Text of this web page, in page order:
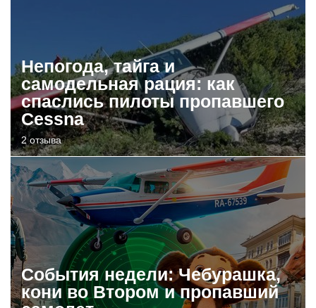
Непогода, тайга и
самодельная рация: как
спаслись пилоты пропавшего
Cessna
2 отзыва
События недели: Чебурашка,
кони во Втором и пропавший